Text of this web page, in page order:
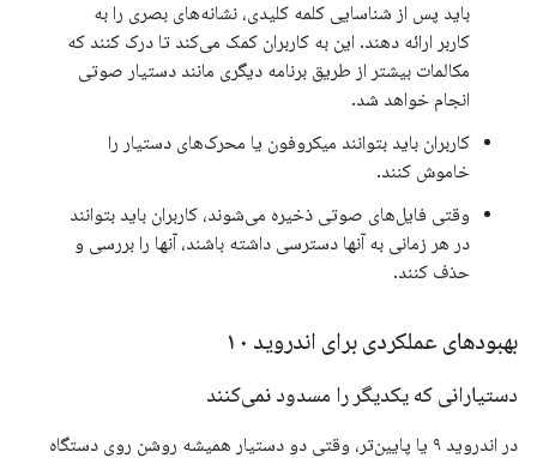
باید پس از شناسایی کلمه کلیدی، نشانه‌های بصری را به
کاربر ارائه دهند. این به کاربران کمک می‌کند تا درک کنند که
مکالمات بیشتر از طریق برنامه دیگری مانند دستیار صوتی
انجام خواهد شد.
کاربران باید بتوانند میکروفون یا محرک‌های دستیار را
خاموش کنند.
وقتی فایل‌های صوتی ذخیره می‌شوند، کاربران باید بتوانند
در هر زمانی به آنها دسترسی داشته باشند، آنها را بررسی و
حذف کنند.
بهبودهای عملکردی برای اندروید ۱۰
دستیارانی که یکدیگر را مسدود نمی‌کنند
در اندروید ۹ یا پایین‌تر، وقتی دو دستیار همیشه روشن روی دستگاه